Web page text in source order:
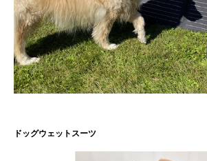
ドッグウェットスーツ